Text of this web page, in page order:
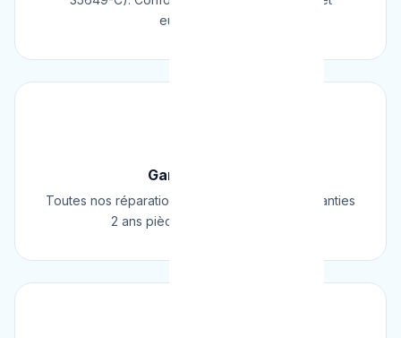
européennes.
Garantie 2 Ans
Toutes nos réparations et installations sont garanties
2 ans pièces et main d'œuvre.